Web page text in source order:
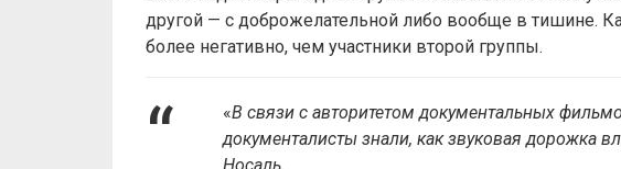
другой — с доброжелательной либо вообще в тишине.
более негативно, чем участники второй группы.
«В связи с авторитетом документальных
документалисты знали, как звуковая дорожка